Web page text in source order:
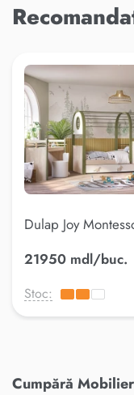
Dulap Joy
21950 mdl/buc.
Stoc:
Cumpără